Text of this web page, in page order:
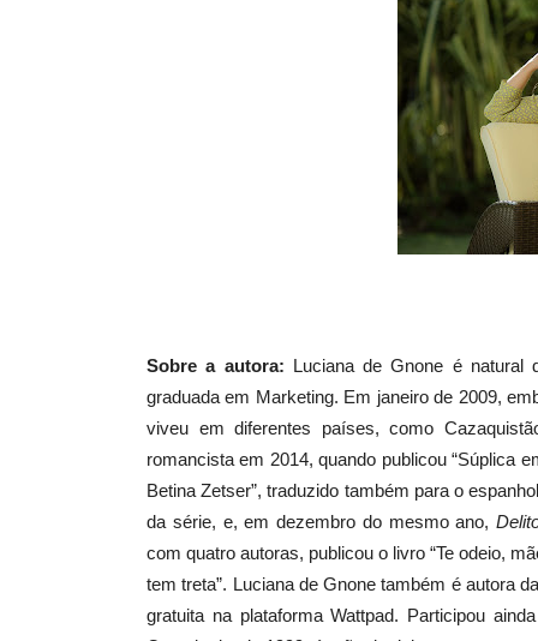
Sobre a autora:
Luciana de Gnone é natural
graduada em Marketing. Em janeiro de 2009,
viveu em diferentes países, como
romancista em 2014, quando publicou “Súplica
Betina Zetser”, traduzido também para o
da série, e, em dezembro do mesmo ano,
com quatro autoras, publicou o livro “Te odeio,
tem treta”. Luciana de Gnone também é autora
gratuita na plataforma Wattpad. Participou